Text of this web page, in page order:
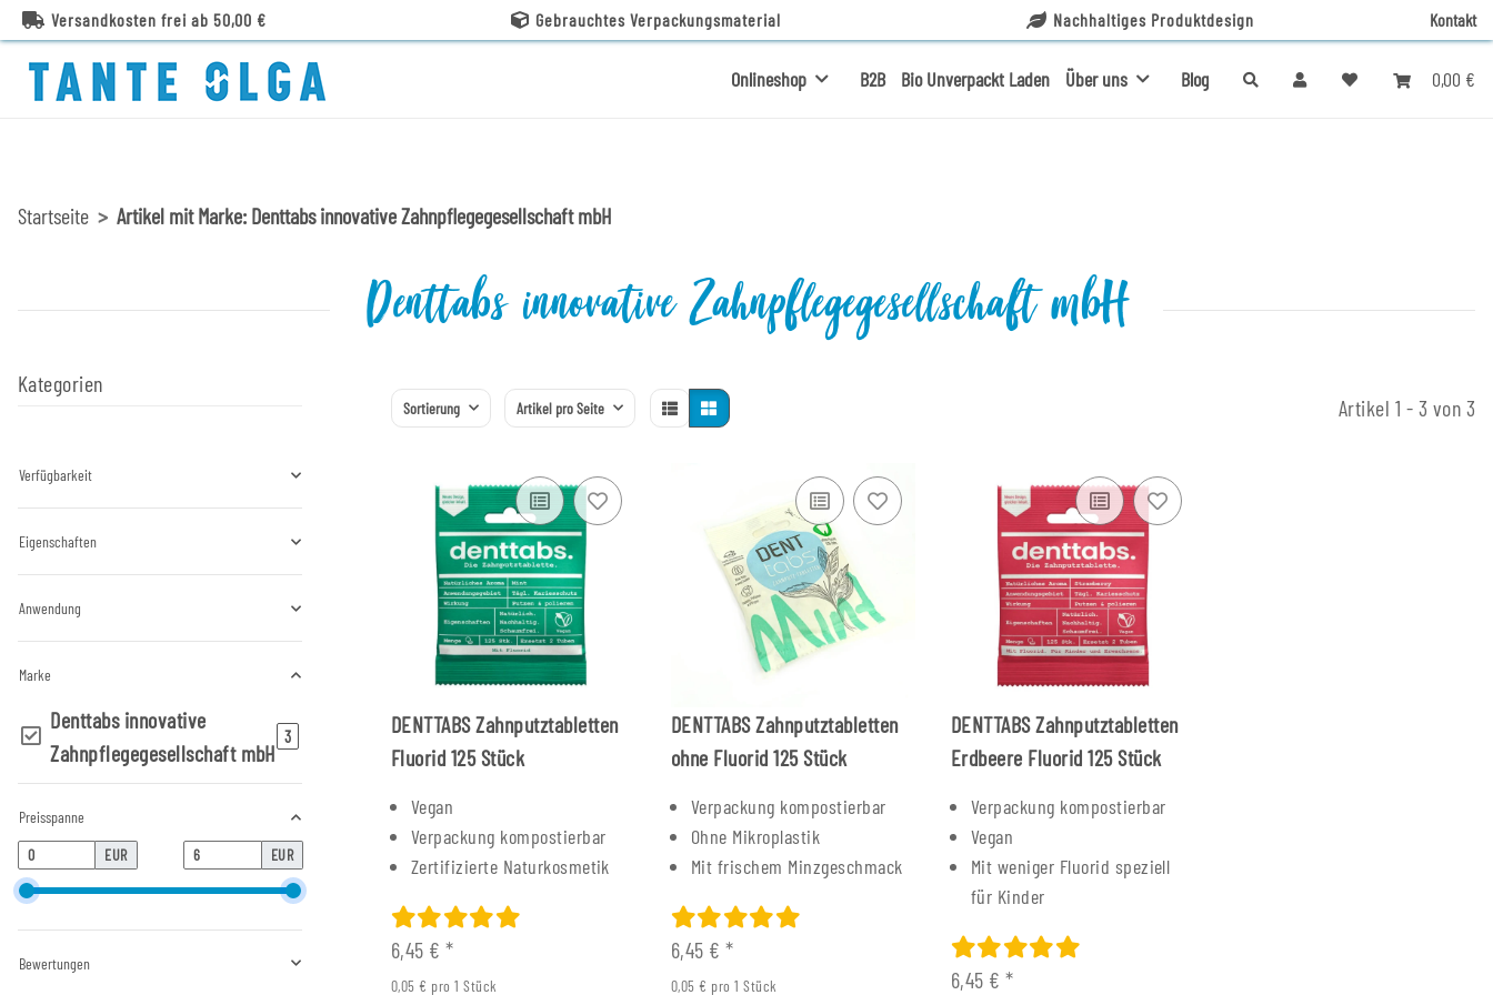
Versandkosten frei ab 50,00 € Gebrauchtes Verpackungsmaterial Nachhaltiges Produktdesign Kontakt
0,00 €
Onlineshop B2B Bio Unverpackt Laden Über uns Blog
Startseite Artikel mit Marke: Denttabs innovative Zahnpflegegesellschaft mbH
Denttabs innovative Zahnpflegegesellschaft mbH
Sortierung Artikel pro Seite Artikel 1 - 3 von 3
DENTTABS Zahnputztabletten
Fluorid 125 Stück
Vegan
Verpackung kompostierbar
Zertifizierte Naturkosmetik
6,45 €*
0,05 € pro 1 Stück
DENTTABS Zahnputztabletten
ohne Fluorid 125 Stück
Verpackung kompostierbar
Ohne Mikroplastik
Mit frischem Minzgeschmack
6,45 €*
0,05 € pro 1 Stück
DENTTABS Zahnputztabletten
Erdbeere Fluorid 125 Stück
Verpackung kompostierbar
Vegan
Mit weniger Fluorid speziell
für Kinder
6,45 €*
Kategorien
Verfügbarkeit
Eigenschaften
Anwendung
Marke
Denttabs innovative
Zahnpflegegesellschaft mbH
3Artikel gefunden
Preisspanne
EUR EUR
Bewertungen